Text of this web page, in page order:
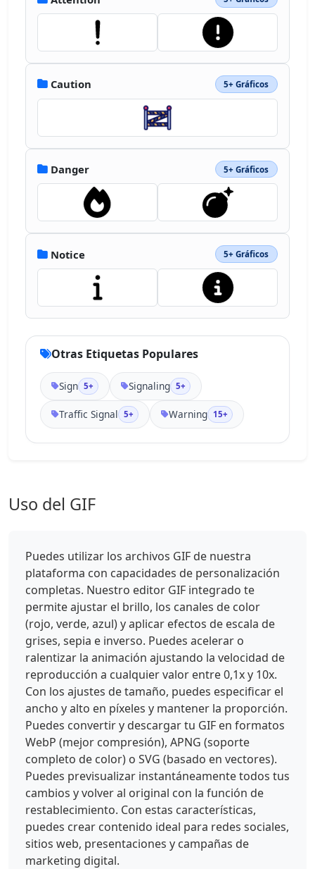
Caution 5+ Gráficos
Danger 5+ Gráficos
Notice 5+ Gráficos
Otras Etiquetas Populares
Sign 5+ Signaling 5+
Traffic Signal 5+ Warning 15+
Uso del GIF
Puedes utilizar los archivos GIF de nuestra
plataforma con capacidades de personalización
completas. Nuestro editor GIF integrado te
permite ajustar el brillo, los canales de color
(rojo, verde, azul) y aplicar efectos de escala de
grises, sepia e inverso. Puedes acelerar o
ralentizar la animación ajustando la velocidad de
reproducción a cualquier valor entre 0,1x y 10x.
Con los ajustes de tamaño, puedes especificar el
ancho y alto en píxeles y mantener la proporción.
Puedes convertir y descargar tu GIF en formatos
WebP (mejor compresión), APNG (soporte
completo de color) o SVG (basado en vectores).
Puedes previsualizar instantáneamente todos tus
cambios y volver al original con la función de
restablecimiento. Con estas características,
puedes crear contenido ideal para redes sociales,
sitios web, presentaciones y campañas de
marketing digital.